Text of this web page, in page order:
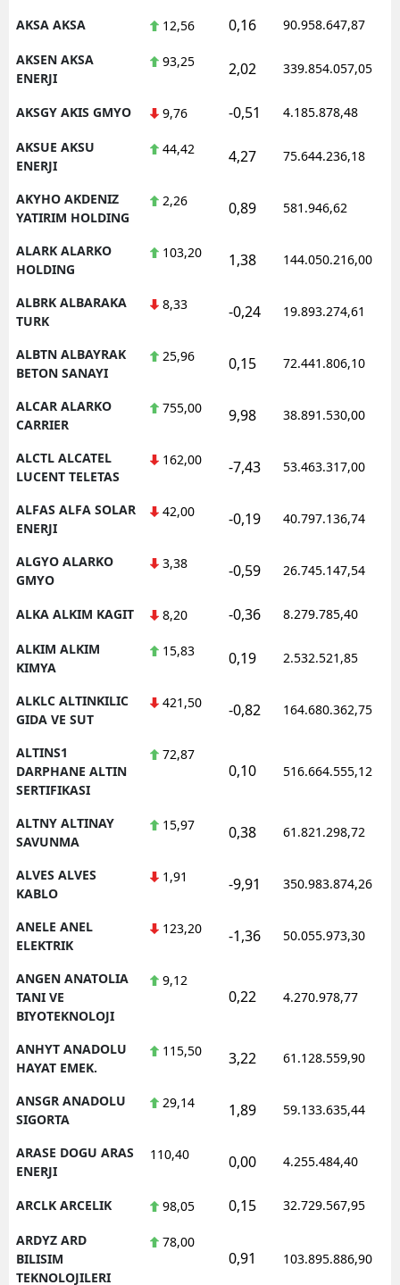
AKSA AKSA 12,56 0,16 90.958.647,87
AKSEN AKSA
ENERJI
93,25 2,02 339.854.057,05
AKSGY AKIS GMYO 9,76 -0,51 4.185.878,48
AKSUE AKSU
ENERJI
44,42 4,27 75.644.236,18
AKYHO AKDENIZ
YATIRIM HOLDING
2,26 0,89 581.946,62
ALARK ALARKO
HOLDING
103,20 1,38 144.050.216,00
ALBRK ALBARAKA
TURK
8,33 -0,24 19.893.274,61
ALBTN ALBAYRAK
BETON SANAYI
25,96 0,15 72.441.806,10
ALCAR ALARKO
CARRIER
755,00 9,98 38.891.530,00
ALCTL ALCATEL
LUCENT TELETAS
162,00 -7,43 53.463.317,00
ALFAS ALFA SOLAR
ENERJI
42,00 -0,19 40.797.136,74
ALGYO ALARKO
GMYO
3,38 -0,59 26.745.147,54
ALKA ALKIM KAGIT 8,20 -0,36 8.279.785,40
ALKIM ALKIM
KIMYA
15,83 0,19 2.532.521,85
ALKLC ALTINKILIC
GIDA VE SUT
421,50 -0,82 164.680.362,75
ALTINS1
DARPHANE ALTIN
SERTIFIKASI
72,87
0,10 516.664.555,12
ALTNY ALTINAY
SAVUNMA
15,97 0,38 61.821.298,72
ALVES ALVES
KABLO
1,91 -9,91 350.983.874,26
ANELE ANEL
ELEKTRIK
123,20 -1,36 50.055.973,30
ANGEN ANATOLIA
TANI VE
BIYOTEKNOLOJI
9,12
0,22 4.270.978,77
ANHYT ANADOLU
HAYAT EMEK.
115,50 3,22 61.128.559,90
ANSGR ANADOLU
SIGORTA
29,14 1,89 59.133.635,44
ARASE DOGU ARAS
ENERJI
110,40 0,00 4.255.484,40
ARCLK ARCELIK 98,05 0,15 32.729.567,95
ARDYZ ARD
BILISIM
TEKNOLOJILERI
78,00
0,91 103.895.886,90